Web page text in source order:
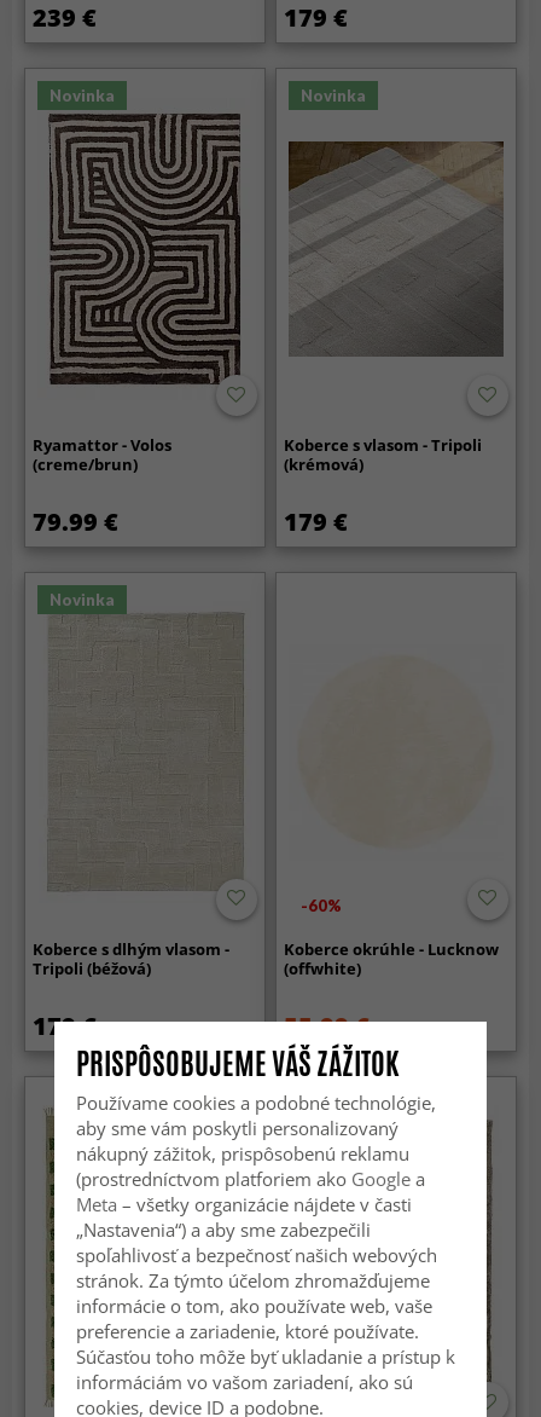
239 € 179 €
Novinka
Ryamattor - Volos
(creme/brun)
79.99 €
Novinka
Koberce s vlasom - Tripoli
(krémová)
179 €
Novinka
Koberce s dlhým vlasom -
Tripoli (béžová)
179 €
-60%
Koberce okrúhle - Lucknow
(offwhite)
55.99 € 139.99 €
PRISPÔSOBUJEME VÁŠ ZÁŽITOK
Používame cookies a podobné technológie,
aby sme vám poskytli personalizovaný
nákupný zážitok, prispôsobenú reklamu
(prostredníctvom platforiem ako Googlea
Meta – všetky organizácie nájdete v časti
„Nastavenia“) a aby sme zabezpečili
spoľahlivosť a bezpečnosť našich webových
stránok. Za týmto účelom zhromažďujeme
informácie o tom, ako používate web, vaše
preferencie a zariadenie, ktoré používate.
Súčasťou toho môže byť ukladanie a prístup k
informáciám vo vašom zariadení, ako sú
cookies, device ID a podobne.